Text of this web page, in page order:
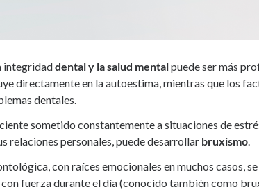
integridaddental y la salud mentalpuede ser más
directamente en la autoestima, mientras que los
dentales.
sometido constantemente a situaciones de
relaciones personales, puede desarrollar bruxismo.
con raíces emocionales en muchos casos,
fuerza durante el día (conocido también como